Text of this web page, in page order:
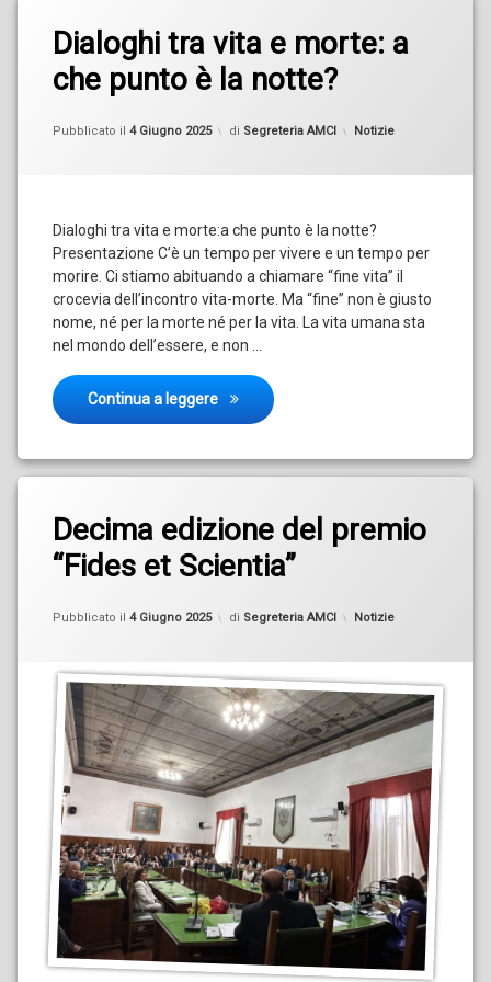
Dialoghi tra vita e morte: a
che punto è la notte?
Pubblicato il 4 Giugno 2025
Aggiornato il 4 Giugno 2025
di Segreteria AMCI Categorie:
Notizie
Dialoghi tra vita e morte:a che punto è la notte?
Presentazione C’è un tempo per vivere e un tempo per
morire. Ci stiamo abituando a chiamare “fine vita” il
crocevia dell’incontro vita-morte. Ma “fine” non è giusto
nome, né per la morte né per la vita. La vita umana sta
nel mondo dell’essere, e non …
Continua a leggere Dialoghi tra vita e morte: a che punto è
Decima edizione del premio
“Fides et Scientia”
Pubblicato il 4 Giugno 2025
Aggiornato il 4 Giugno 2025
di Segreteria AMCI Categorie:
Notizie